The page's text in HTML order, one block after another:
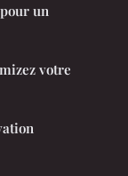
un
votre